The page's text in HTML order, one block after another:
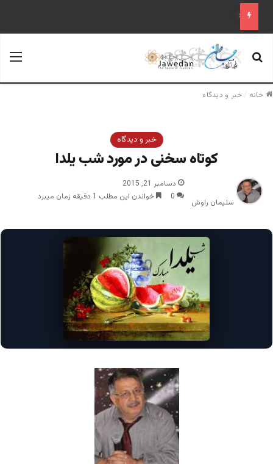
قابل توجه آقایان احمد مسعود و قیوم ملنک
جستجو برای
خانه /خبر و دیدگاه
خبر و دیدگاه
کوتاه سخنی در مورد شب یلدا
سلیمان راوش
دسامبر 21, 2015
0
خواندن این مطلب 1 دقیقه زمان میبرد